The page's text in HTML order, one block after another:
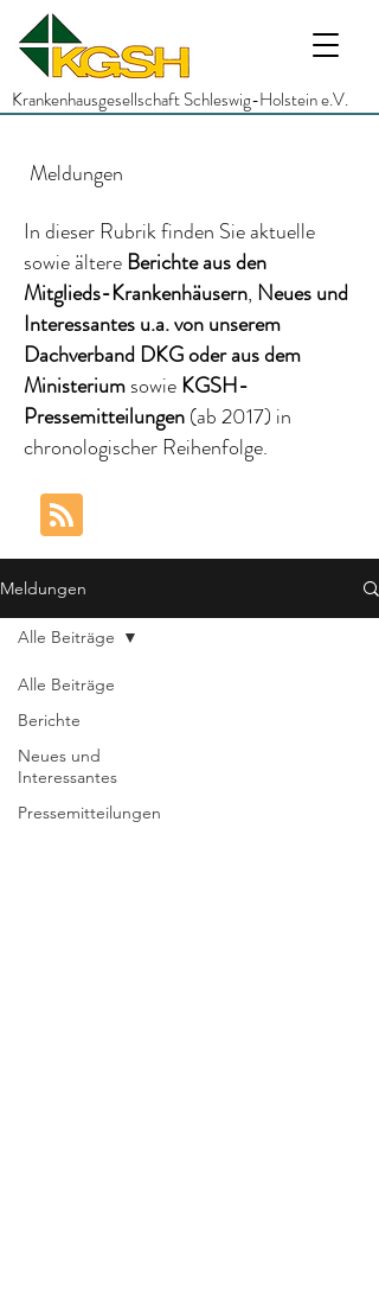
Krankenhausgesellschaft Schleswig-Holstein e.V.
Meldungen
In dieser Rubrik finden Sie aktuelle
sowie ältereBerichteaus den
Mitglieds-Krankenhäusern, Neues und
Interessantesu.a.von unserem
Dachverband DKGoder aus dem
MinisteriumsowieKGSH-
Pressemitteilungen(ab 2017) in
chronologischer Reihenfolge.
Meldungen
Alle Beiträge
Berichte
Neues und
Interessantes
Pressemitteilungen
Alle Beiträge